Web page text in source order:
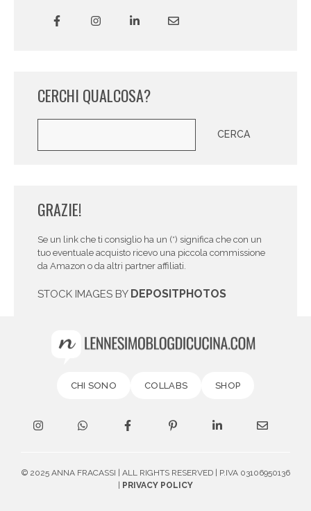
CERCHI QUALCOSA?
CERCA
GRAZIE!
Se un link che ti consiglio ha un (*) significa che con un
tuo eventuale acquisto ricevo una piccola commissione
da Amazon o da altri partner affiliati.
STOCK IMAGES BY DEPOSITPHOTOS
CHI SONO COLLABS SHOP
© 2025 ANNA FRACASSI | ALL RIGHTS RESERVED | P.IVA 03106950136
PRIVACY POLICY